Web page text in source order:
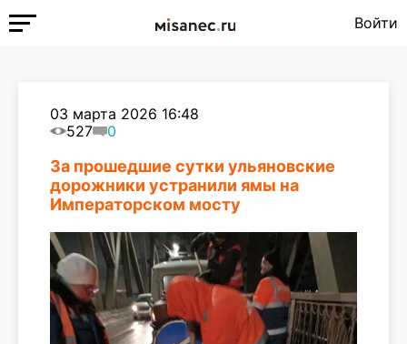
Войти
03 марта 2026 16:48
527
0
За прошедшие сутки ульяновские
дорожники устранили ямы на
Императорском мосту